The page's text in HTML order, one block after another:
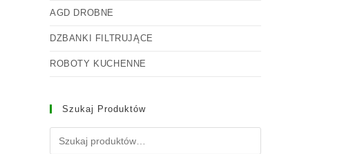
AGD DROBNE
DZBANKI FILTRUJĄCE
ROBOTY KUCHENNE
Szukaj Produktów